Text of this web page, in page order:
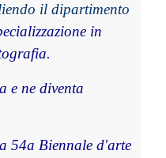
il dipartimento
in
e ne diventa
54a Biennale d'arte